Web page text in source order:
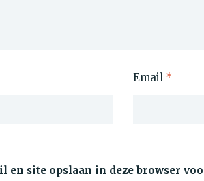
Email *
en site opslaan in deze browser